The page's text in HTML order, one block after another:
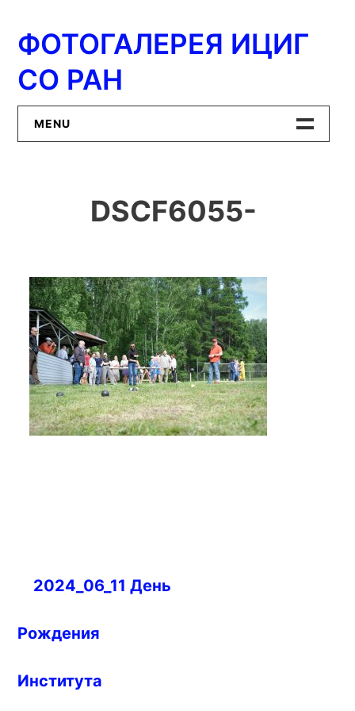
содержимому
ФОТОГАЛЕРЕЯ ИЦИГ
СО РАН
MENU
ИЦиГ СО РАН
DSCF6055-
Навигация
записям
2024_06_11 День
Рождения
Института